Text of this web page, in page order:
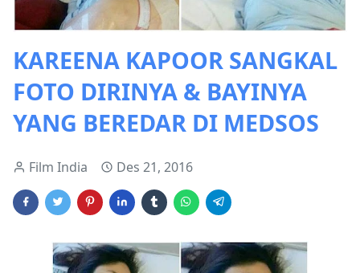
KAREENA KAPOOR SANGKAL
FOTO DIRINYA & BAYINYA
YANG BEREDAR DI MEDSOS
Film India Des 21, 2016